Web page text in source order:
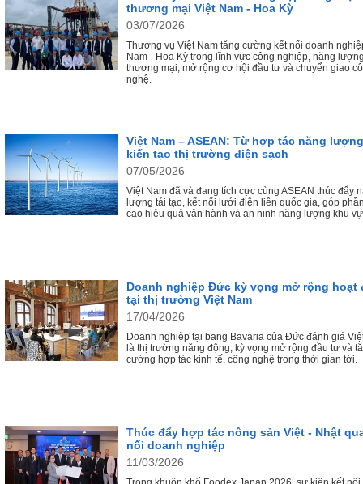
thương mại Việt Nam - Hoa Kỳ
03/07/2026
Thương vụ Việt Nam tăng cường kết nối doanh
Nam - Hoa Kỳ trong lĩnh vực công nghiệp, năng
thương mại, mở rộng cơ hội đầu tư và chuyển giao
nghệ.
Việt Nam – ASEAN: Từ hợp tác năng
kiến tạo thị trường điện sạch
07/05/2026
Việt Nam đã và đang tích cực cùng ASEAN thúc đẩy
lượng tái tạo, kết nối lưới điện liên quốc gia, góp
cao hiệu quả vận hành và an ninh năng lượng khu
Doanh nghiệp Đức kỳ vọng mở rộng hoạt
tại thị trường Việt Nam
17/04/2026
Doanh nghiệp tại bang Bavaria của Đức đánh giá
là thị trường năng động, kỳ vọng mở rộng đầu tư và
cường hợp tác kinh tế, công nghệ trong thời gian tới.
Thúc đẩy hợp tác nông sản Việt - Nhật
nối doanh nghiệp
11/03/2026